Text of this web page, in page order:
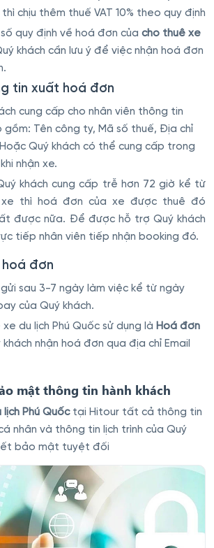
chịu thêm thuế VAT 10% theo quy định
quy định về hoá đơn của cho thuê xe
khách cần lưu ý để việc nhận hoá đơn
tin xuất hoá đơn
cung cấp cho nhân viên thông tin
Tên công ty, Mã số thuế, Địa chỉ
Quý khách có thể cung cấp trong
nhận xe.
khách cung cấp trễ hơn 72 giờ kể từ
xe thì hoá đơn của xe được thuê đó
được nữa. Để được hỗ trợ Quý khách
tiếp nhân viên tiếp nhận booking đó.
hoá đơn
sau 3-7 ngày làm việc kể từ ngày
của Quý khách.
du lịch Phú Quốc sử dụng là Hoá đơn
nhận hoá đơn qua địa chỉ Email
mật thông tin hành khách
Phú Quốctại Hitour tất cả thông tin
nhân và thông tin lịch trình của Quý
bảo mật tuyệt đối